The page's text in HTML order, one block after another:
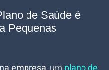
de Saúde é
Pequenas